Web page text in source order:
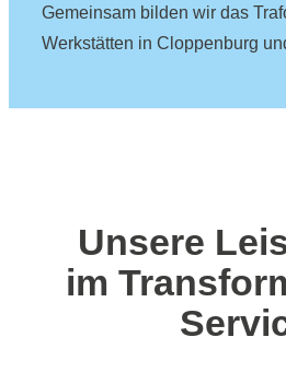
Gemeinsam bilden wir das
Werkstätten in Cloppenburg
Unsere
im